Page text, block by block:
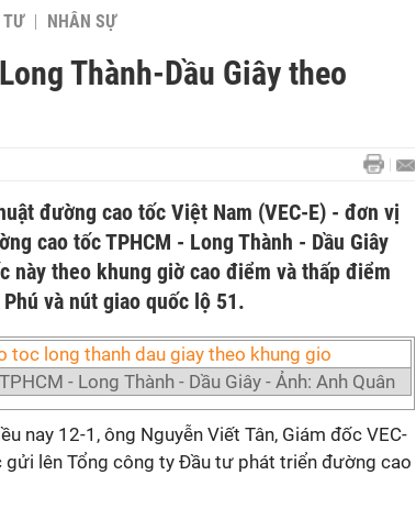
NHÂN SỰ
Thành-Dầu Giây theo
đường cao tốc Việt Nam (VEC-E) - đơn vị
cao tốc TPHCM - Long Thành - Dầu Giây
này theo khung giờ cao điểm và thấp điểm
và nút giao quốc lộ 51.
- Long Thành - Dầu Giây - Ảnh: Anh Quân
nay 12-1, ông Nguyễn Viết Tân, Giám đốc VEC-
gửi lên Tổng công ty Đầu tư phát triển đường cao